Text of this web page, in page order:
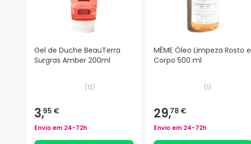
Gel de Duche BeauTerra
Surgras Amber 200ml
(12)
3,95 €
Envio em 24-72h
MÊME Óleo Limpeza Rosto e
Corpo 500 ml
(1)
29,78 €
Envio em 24-72h